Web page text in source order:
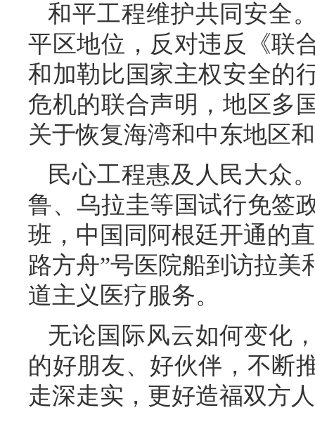
和平工程维护共同安全
平区地位，反对违反《联
和加勒比国家主权安全的
危机的联合声明，地区多
关于恢复海湾和中东地区
民心工程惠及人民大众
鲁、乌拉圭等国试行免签
班，中国同阿根廷开通的
路方舟”号医院船到访拉
道主义医疗服务。
无论国际风云如何变化
的好朋友、好伙伴，不断
走深走实，更好造福双方